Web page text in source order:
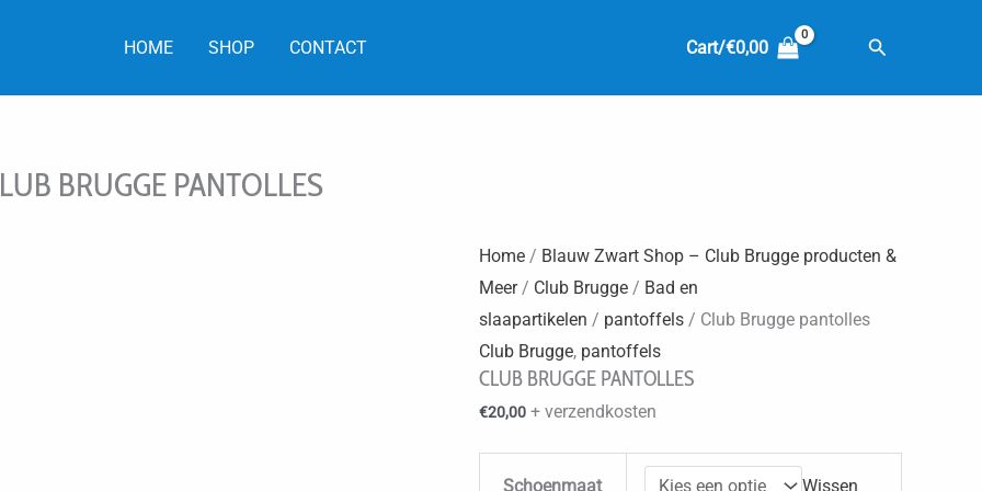
HOME SHOP CONTACT Cart/€0,00 Zoeken
BRUGGE PANTOLLES
Home/ Blauw Zwart Shop – Club Brugge producten &
Meer/ Club Brugge/ Bad en
slaapartikelen / pantoffels/ Club Brugge pantolles
Club Brugge, pantoffels
CLUB BRUGGE PANTOLLES
€20,00 + verzendkosten
Schoenmaat Wissen